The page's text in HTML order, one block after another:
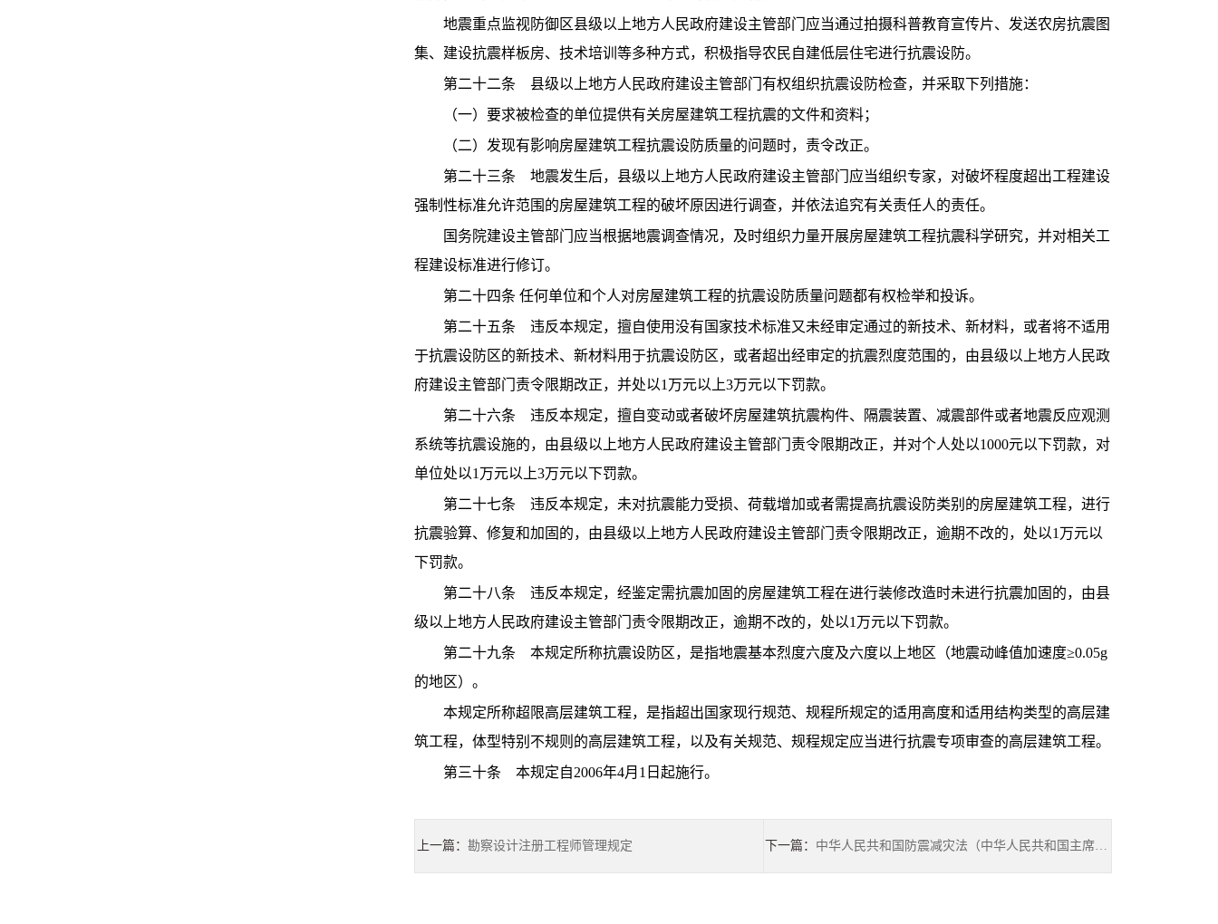
地震重点监视防御区县级以上地方人民政府建设主管部门应当通过拍摄科普教育宣传片、发送农房抗震图
集、建设抗震样板房、技术培训等多种方式，积极指导农民自建低层住宅进行抗震设防。
第二十二条 县级以上地方人民政府建设主管部门有权组织抗震设防检查，并采取下列措施：
（一）要求被检查的单位提供有关房屋建筑工程抗震的文件和资料；
（二）发现有影响房屋建筑工程抗震设防质量的问题时，责令改正。
第二十三条 地震发生后，县级以上地方人民政府建设主管部门应当组织专家，对破坏程度超出工程建设
强制性标准允许范围的房屋建筑工程的破坏原因进行调查，并依法追究有关责任人的责任。
国务院建设主管部门应当根据地震调查情况，及时组织力量开展房屋建筑工程抗震科学研究，并对相关工
程建设标准进行修订。
第二十四条 任何单位和个人对房屋建筑工程的抗震设防质量问题都有权检举和投诉。
第二十五条 违反本规定，擅自使用没有国家技术标准又未经审定通过的新技术、新材料，或者将不适用
于抗震设防区的新技术、新材料用于抗震设防区，或者超出经审定的抗震烈度范围的，由县级以上地方人民政
府建设主管部门责令限期改正，并处以1万元以上3万元以下罚款。
第二十六条 违反本规定，擅自变动或者破坏房屋建筑抗震构件、隔震装置、减震部件或者地震反应观测
系统等抗震设施的，由县级以上地方人民政府建设主管部门责令限期改正，并对个人处以1000元以下罚款，对
单位处以1万元以上3万元以下罚款。
第二十七条 违反本规定，未对抗震能力受损、荷载增加或者需提高抗震设防类别的房屋建筑工程，进行
抗震验算、修复和加固的，由县级以上地方人民政府建设主管部门责令限期改正，逾期不改的，处以1万元以
下罚款。
第二十八条 违反本规定，经鉴定需抗震加固的房屋建筑工程在进行装修改造时未进行抗震加固的，由县
级以上地方人民政府建设主管部门责令限期改正，逾期不改的，处以1万元以下罚款。
第二十九条 本规定所称抗震设防区，是指地震基本烈度六度及六度以上地区（地震动峰值加速度≥0.05g
的地区）。
本规定所称超限高层建筑工程，是指超出国家现行规范、规程所规定的适用高度和适用结构类型的高层建
筑工程，体型特别不规则的高层建筑工程，以及有关规范、规程规定应当进行抗震专项审查的高层建筑工程。
第三十条 本规定自2006年4月1日起施行。
上一篇： 勘察设计注册工程师管理规定 下一篇： 中华人民共和国防震减灾法（中华人民共和国主席令第七号）